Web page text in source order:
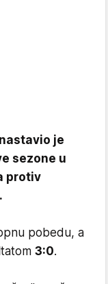
je
sezone u
protiv
pobedu, a
3:0.